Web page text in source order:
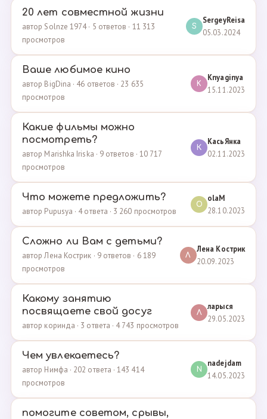
20 лет совместной жизни
автор Solnze 1974 · 5 ответов · 11 313
просмотров
S
SergeyReisa
05.03.2024
Ваше любимое кино
автор BigDina · 46 ответов · 23 635
просмотров
K
Knyaginya
15.11.2023
Какие фильмы можно
посмотреть?
автор Marishka Iriska · 9 ответов · 10 717
просмотров
К
КасьЯнка
02.11.2023
Что можете предложить?
автор Pupusya · 4 ответа · 3 260 просмотров
O
olaM
28.10.2023
Сложно ли Вам с детьми?
автор Лена Кострик · 9 ответов · 6 189
просмотров
Л
Лена Кострик
20.09.2023
Какому занятию
посвящаете свой досуг
автор коринда · 3 ответа · 4 743 просмотров
Л
ларыся
29.05.2023
Чем увлекаетесь?
автор Нимфа · 202 ответа · 143 414
просмотров
N
nadejdam
14.05.2023
помогите советом, срывы,